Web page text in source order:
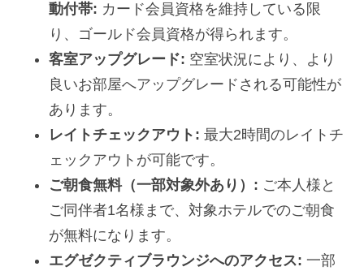
動付帯: カード会員資格を維持している限
り、ゴールド会員資格が得られます。
客室アップグレード: 空室状況により、より
良いお部屋へアップグレードされる可能性が
あります。
レイトチェックアウト: 最大2時間のレイトチ
ェックアウトが可能です。
ご朝食無料（一部対象外あり）: ご本人様と
ご同伴者1名様まで、対象ホテルでのご朝食
が無料になります。
エグゼクティブラウンジへのアクセス: 一部